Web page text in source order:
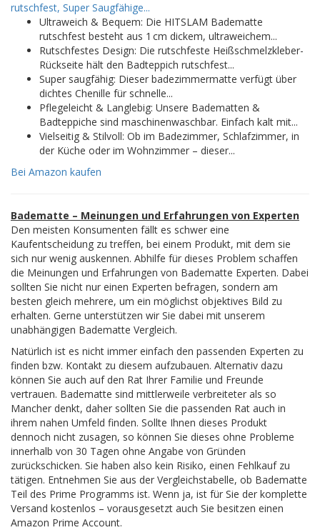
rutschfest, Super Saugfähige...
Ultraweich & Bequem: Die HITSLAM Badematte
rutschfest besteht aus 1 cm dickem, ultraweichem...
Rutschfestes Design: Die rutschfeste Heißschmelzkleber-
Rückseite hält den Badteppich rutschfest...
Super saugfähig: Dieser badezimmermatte verfügt über
dichtes Chenille für schnelle...
Pflegeleicht & Langlebig: Unsere Badematten &
Badteppiche sind maschinenwaschbar. Einfach kalt mit...
Vielseitig & Stilvoll: Ob im Badezimmer, Schlafzimmer, in
der Küche oder im Wohnzimmer – dieser...
Bei Amazon kaufen
Badematte – Meinungen und Erfahrungen von Experten
Den meisten Konsumenten fällt es schwer eine
Kaufentscheidung zu treffen, bei einem Produkt, mit dem sie
sich nur wenig auskennen. Abhilfe für dieses Problem schaffen
die Meinungen und Erfahrungen von Badematte Experten. Dabei
sollten Sie nicht nur einen Experten befragen, sondern am
besten gleich mehrere, um ein möglichst objektives Bild zu
erhalten. Gerne unterstützen wir Sie dabei mit unserem
unabhängigen Badematte Vergleich.
Natürlich ist es nicht immer einfach den passenden Experten zu
finden bzw. Kontakt zu diesem aufzubauen. Alternativ dazu
können Sie auch auf den Rat Ihrer Familie und Freunde
vertrauen. Badematte sind mittlerweile verbreiteter als so
Mancher denkt, daher sollten Sie die passenden Rat auch in
ihrem nahen Umfeld finden. Sollte Ihnen dieses Produkt
dennoch nicht zusagen, so können Sie dieses ohne Probleme
innerhalb von 30 Tagen ohne Angabe von Gründen
zurückschicken. Sie haben also kein Risiko, einen Fehlkauf zu
tätigen. Entnehmen Sie aus der Vergleichstabelle, ob Badematte
Teil des Prime Programms ist. Wenn ja, ist für Sie der komplette
Versand kostenlos – vorausgesetzt auch Sie besitzen einen
Amazon Prime Account.